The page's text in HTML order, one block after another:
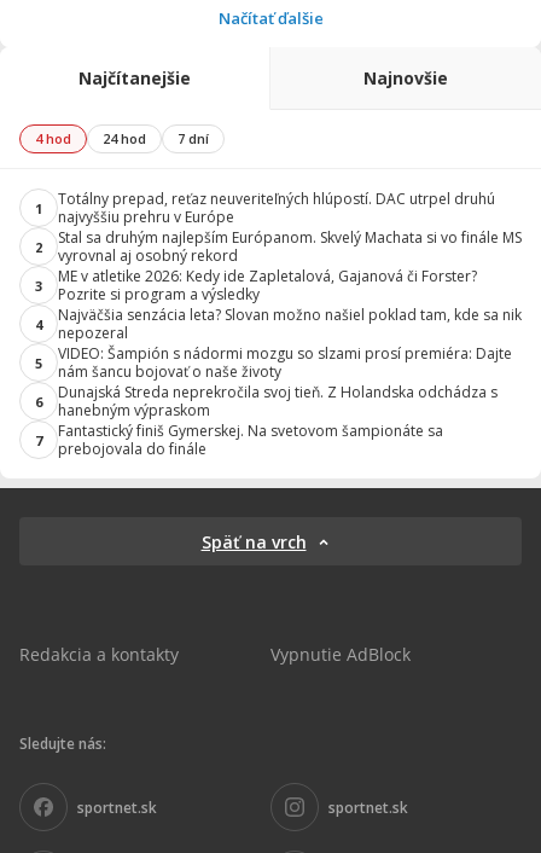
Načítať ďalšie
Najčítanejšie Najnovšie
4 hod 24 hod 7 dní
1
Totálny prepad, reťaz neuveriteľných hlúpostí. DAC utrpel druhú
najvyššiu prehru v Európe
2
Stal sa druhým najlepším Európanom. Skvelý Machata si vo finále MS
vyrovnal aj osobný rekord
3
ME v atletike 2026: Kedy ide Zapletalová, Gajanová či Forster?
Pozrite si program a výsledky
4
Najväčšia senzácia leta? Slovan možno našiel poklad tam, kde sa nik
nepozeral
5
VIDEO: Šampión s nádormi mozgu so slzami prosí premiéra: Dajte
nám šancu bojovať o naše životy
6
Dunajská Streda neprekročila svoj tieň. Z Holandska odchádza s
hanebným výpraskom
7
Fantastický finiš Gymerskej. Na svetovom šampionáte sa
prebojovala do finále
Späť na vrch
Redakcia a kontakty Vypnutie AdBlock
Sledujte nás:
sportnet.sk sportnet.sk